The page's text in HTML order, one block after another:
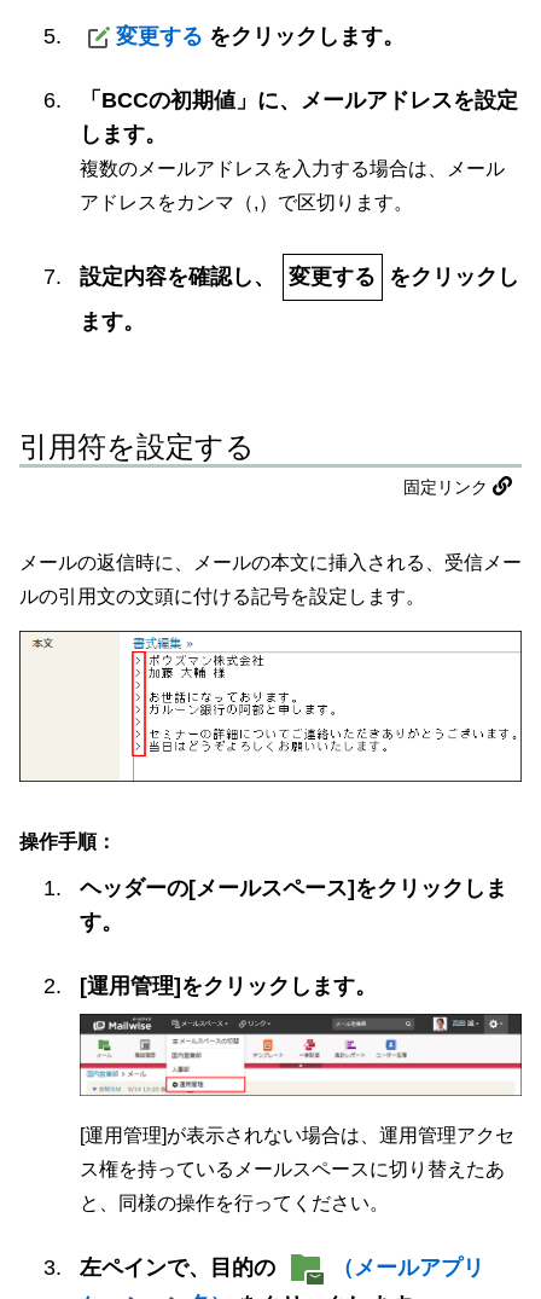
変更する をクリックします。
「BCCの初期値」に、メールアドレスを設定
します。
複数のメールアドレスを入力する場合は、メール
アドレスをカンマ（,）で区切ります。
設定内容を確認し、 変更する
をクリックし
ます。
引用符を設定する
固定リンク
メールの返信時に、メールの本文に挿入される、受信メー
ルの引用文の文頭に付ける記号を設定します。
操作手順：
ヘッダーの[メールスペース]をクリックしま
す。
[運用管理]をクリックします。
[運用管理]が表示されない場合は、運用管理アクセ
ス権を持っているメールスペースに切り替えたあ
と、同様の操作を行ってください。
左ペインで、目的の
（メールアプリ